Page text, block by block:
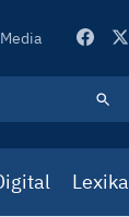
Media
Lexika